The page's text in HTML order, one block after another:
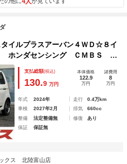
イルプラスアーバン４ＷＤ☆８イ
ホンダセンシング ＣＭＢＳ レ
ルーズコントロール 純正８型ナ
バックカメラ オートハイビー
レザーシート 試乗ＯＫ
支払総額(税込)
130.9 万円
本体価格
122.9
万円
諸費用
8
万円
年式 2024年 走行
0.4万km
車検
2027年2月 排気
660cc
整備
法定整備無 修復
あり
保証
保証無
ックス 北陸富山店